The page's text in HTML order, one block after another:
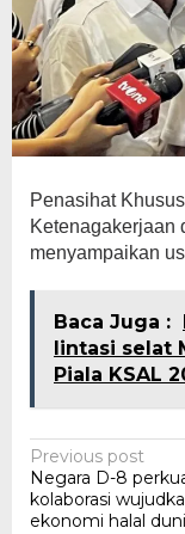
Penasihat
Ketenagakerjaan
menyampaikan
Baca Juga :
lintasi selat
Piala KSAL
Post
Previous post
Negara D-8
kolaborasi
ekonomi halal